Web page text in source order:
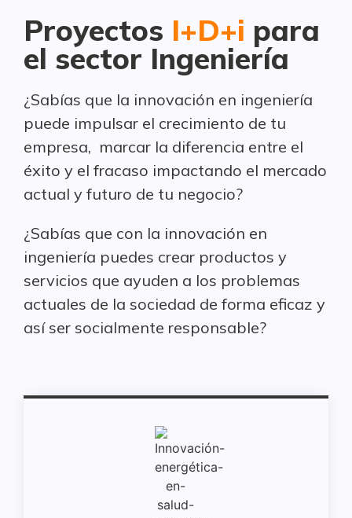
Proyectos I+D+i para
el sector Ingeniería
¿Sabías que la innovación en ingeniería
puede impulsar el crecimiento de tu
empresa, marcar la diferencia entre el
éxito y el fracaso impactando el mercado
actual y futuro de tu negocio?
¿Sabías que con la innovación en
ingeniería puedes crear productos y
servicios que ayuden a los problemas
actuales de la sociedad de forma eficaz y
así ser socialmente responsable?